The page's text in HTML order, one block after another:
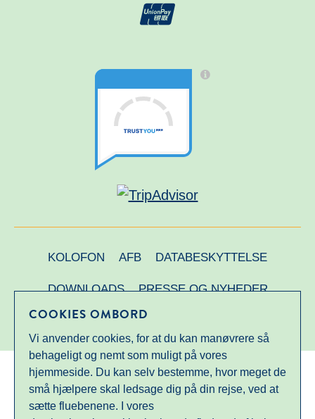
KOLOFON AFB DATABESKYTTELSE
DOWNLOADS PRESSE OG NYHEDER
PARTNER AF SEHNSUCHT SYLT
COOKIES OMBORD
Vi anvender cookies, for at du kan manøvrere så
behageligt og nemt som muligt på vores
hjemmeside. Du kan selv bestemme, hvor meget de
små hjælpere skal ledsage dig på din rejse, ved at
sætte fluebenene. I vores